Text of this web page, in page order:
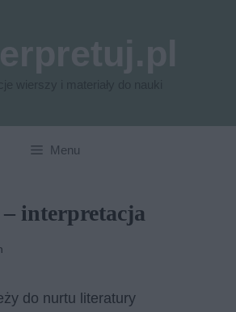
Menu
interpretacja
do nurtu literatury